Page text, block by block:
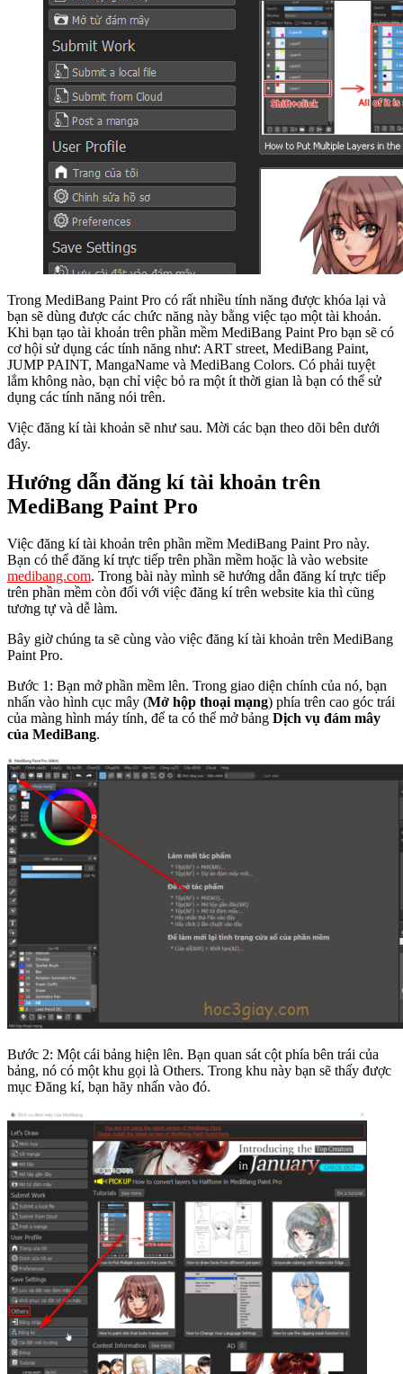
Trong MediBang Paint Pro có rất nhiều tính năng được khóa lại và
bạn sẽ dùng được các chức năng này bằng việc tạo một tài khoản.
Khi bạn tạo tài khoản trên phần mềm MediBang Paint Pro bạn sẽ có
cơ hội sử dụng các tính năng như: ART street, MediBang Paint,
JUMP PAINT, MangaName và MediBang Colors. Có phải tuyệt
lắm không nào, bạn chỉ việc bỏ ra một ít thời gian là bạn có thể sử
dụng các tính năng nói trên.
Việc đăng kí tài khoản sẽ như sau. Mời các bạn theo dõi bên dưới
đây.
Hướng dẫn đăng kí tài khoản trên
MediBang Paint Pro
Việc đăng kí tài khoản trên phần mềm MediBang Paint Pro này.
Bạn có thể đăng kí trực tiếp trên phần mềm hoặc là vào website
medibang.com. Trong bài này mình sẽ hướng dẫn đăng kí trực tiếp
trên phần mềm còn đối với việc đăng kí trên website kia thì cũng
tương tự và dễ làm.
Bây giờ chúng ta sẽ cùng vào việc đăng kí tài khoản trên MediBang
Paint Pro.
Bước 1: Bạn mở phần mềm lên. Trong giao diện chính của nó, bạn
nhấn vào hình cục mây (Mở hộp thoại mạng) phía trên cao góc trái
của màng hình máy tính, để ta có thể mở bảng Dịch vụ đám mây
của MediBang.
Bước 2: Một cái bảng hiện lên. Bạn quan sát cột phía bên trái của
bảng, nó có một khu gọi là Others. Trong khu này bạn sẽ thấy được
mục Đăng kí, bạn hãy nhấn vào đó.